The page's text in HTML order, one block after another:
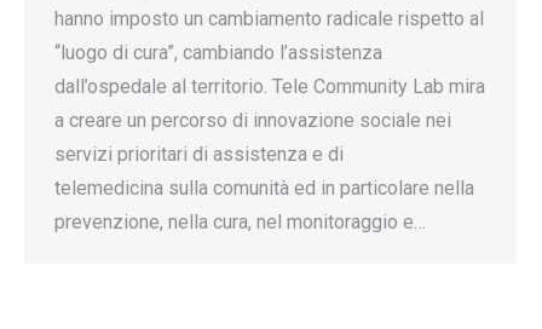
hanno imposto un cambiamento radicale rispetto al
“luogo di cura”, cambiando l’assistenza
dall’ospedale al territorio. Tele Community Lab mira
a creare un percorso di innovazione sociale nei
servizi prioritari di assistenza e di
telemedicina sulla comunità ed in particolare nella
prevenzione, nella cura, nel monitoraggio e…